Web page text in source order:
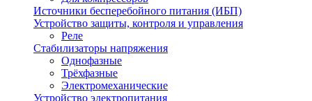
Источники бесперебойного питания (ИБП)
Устройство защиты, контроля и управления
Реле
Стабилизаторы напряжения
Однофазные
Трёхфазные
Электромеханические
Устройство электропитания